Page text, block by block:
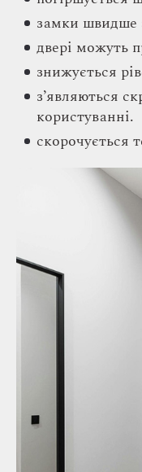
замки швидше
двері можуть
знижується
з’являються
користуванні.
скорочується